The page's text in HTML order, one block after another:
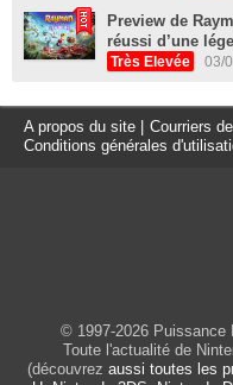
Preview de
réussi d’une
Très Elevée
03/
A propos du site | Courriers
Conditions générales
© 1997-2026 Puissance
Toute l'actualité de
(découvrez aussi toutes les